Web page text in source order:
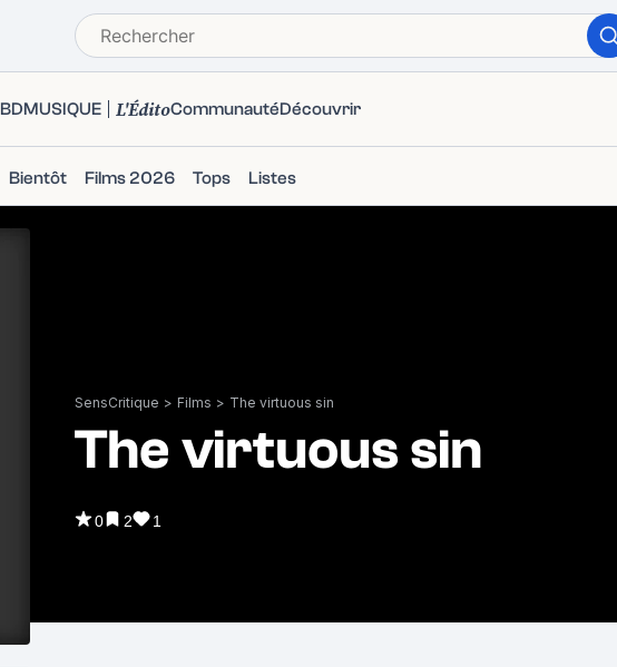
BDMUSIQUE L'ÉditoCommunautéDécouvrir
Bientôt Films 2026 Tops Listes
SensCritique > Films > The virtuous sin
The virtuous sin
0 2 1